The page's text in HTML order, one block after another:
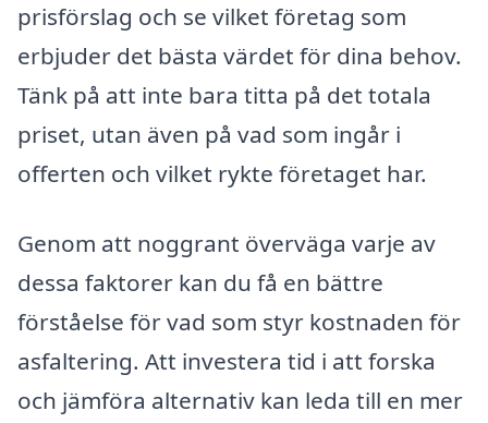
prisförslag och se vilket företag som
erbjuder det bästa värdet för dina behov.
Tänk på att inte bara titta på det totala
priset, utan även på vad som ingår i
offerten och vilket rykte företaget har.
Genom att noggrant överväga varje av
dessa faktorer kan du få en bättre
förståelse för vad som styr kostnaden för
asfaltering. Att investera tid i att forska
och jämföra alternativ kan leda till en mer